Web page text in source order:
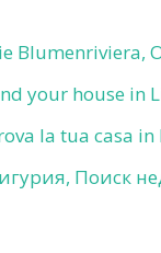
Blumenriviera,
your house in
la tua casa
Поиск